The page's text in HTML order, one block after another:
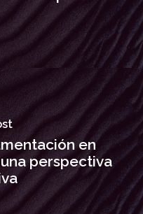
en
perspectiva